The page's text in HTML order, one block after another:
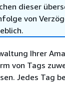
dieser
von
Ihrer
von Tags
Jedes Tag